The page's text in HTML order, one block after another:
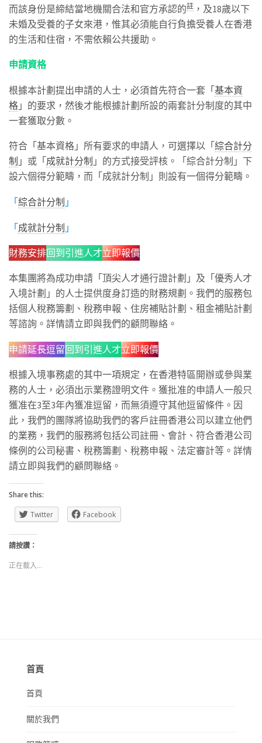
而該身份是締結當地機關合法和官方承認的註 ，及18歲以下
未婚及受養的子女來港，惟其必須能自行負擔受養人在香港
的生活和住宿，不需依賴公共援助。
申請資格
根據本計劃提出申請的人士，必須首先符合一套「基本資
格 」的要求，然後才能根據計劃所設的兩套計分制度的其中
一套獲取分數。
符合「基本資格」所有要求的申請人，可選擇以「 綜合計分
制 」或「 成就計分制 」的方式接受評核。「綜合計分制」下
設六個得分範疇，而「成就計分制」則設有一個得分範疇。
「綜合計分制 」
「成就計分制 」
財務安排回到引進人才立即報價
本集團將為成功申請「頂尖人才通行證計劃」及「優秀人才
入境計劃」的人士提供度身訂造的財務規劃。我們的服務包
括個人稅務籌劃、稅務申報、住房補貼計劃、租金補貼計劃
等諮詢。詳情請立即與我們的顧問聯絡。
申請延長逗留回到引進人才立即報價
根據入境事務處的其中一項規定，在香港特區開辦或參與業
務的人士，必須出示業務證明文件。獲批准的申請人一般只
獲准在3至3年內獲准逗留，而無須遵守其他逗留條件。因
此，我們的團隊將協助我們的客戶註冊香港公司以建立他們
的業務，我們的服務將包括公司註冊、會計、符合香港公司
條例的公司秘書、稅務籌劃、稅務申報、法定審計等。詳情
請立即與我們的顧問聯絡。
Share this:
Twitter
Facebook
請按讚：
正在載入...
首頁
首頁
關於我們